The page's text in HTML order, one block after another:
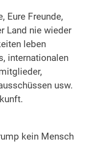
Eure Freunde,
Land nie wieder
leben
internationalen
usw.
kein Mensch